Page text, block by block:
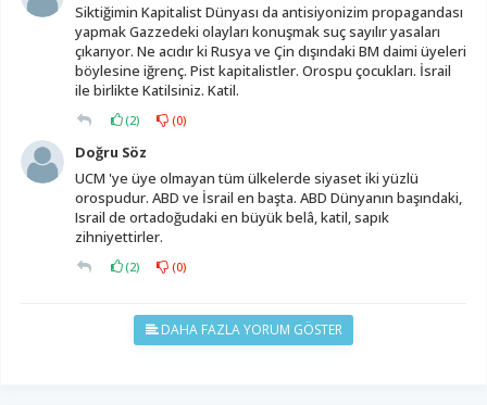
Siktiğimin Kapitalist Dünyası da antisiyonizim propagandası
yapmak Gazzedeki olayları konuşmak suç sayılır yasaları
çıkarıyor. Ne acıdır ki Rusya ve Çin dışındaki BM daimi üyeleri
böylesine iğrenç. Pist kapitalistler. Orospu çocukları. İsrail
ile birlikte Katilsiniz. Katil.
(2) (0)
Doğru Söz
UCM 'ye üye olmayan tüm ülkelerde siyaset iki yüzlü
orospudur. ABD ve İsrail en başta. ABD Dünyanın başındaki,
Israil de ortadoğudaki en büyük belâ, katil, sapık
zihniyettirler.
(2) (0)
DAHA FAZLA YORUM GÖSTER